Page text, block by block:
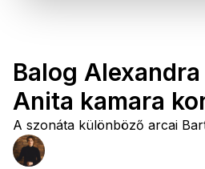
Balog
Anita kamara
A szonáta különböző arcai